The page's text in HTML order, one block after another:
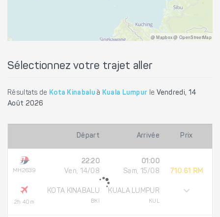
@ Mapbox @ OpenStreetMap
Sélectionnez votre trajet aller
Résultats de Kota Kinabalu à Kuala Lumpur le Vendredi, 14
Août 2026
Départ Arrivée Prix
MH2639
2h 40m
22:20
Ven, 14/08
KOTA KINABALU
BKI
01:00
Sam, 15/08
KUALA LUMPUR
KUL
710.61 RM